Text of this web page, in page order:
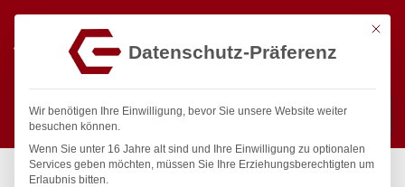
Suchen
Start / Gastronomiebedarf & Gastro Geräte für Profis
Mit
Datenschutz-Präferenz
Wir benötigen Ihre Einwilligung, bevor Sie unsere Website weiter
besuchen können.
Wenn Sie unter 16 Jahre alt sind und Ihre Einwilligung zu optionalen
Services geben möchten, müssen Sie Ihre Erziehungsberechtigten um
Erlaubnis bitten.